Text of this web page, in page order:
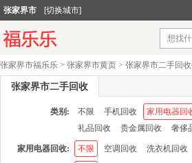
张家界市 [切换城市]
张家界市福乐乐 > 张家界市黄页 > 张家界市二手回收
张家界市二手回收
类别: 不限 手机回收 家用电器回
礼品回收
贵金属回收 奢侈
家用电器回收: 不限 空调回收 洗衣机回收